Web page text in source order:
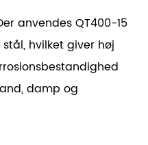
anvendes QT400-15
hvilket giver høj
damp og